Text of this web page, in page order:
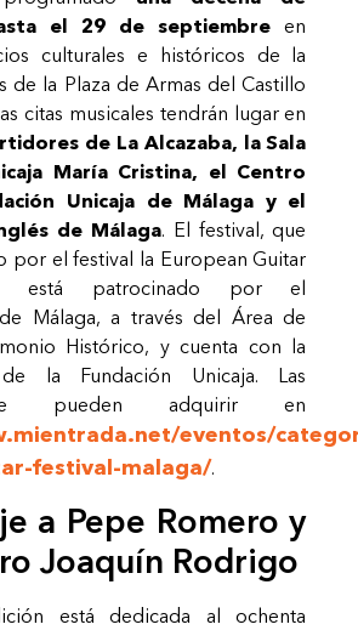
el 29 de septiembre en
culturales e históricos de la
de la Plaza de Armas del Castillo
citas musicales tendrán lugar en
de La Alcazaba, la Sala
María Cristina, el Centro
Unicaja de Málaga y el
de Málaga. El festival, que
por el festival la European Guitar
, está patrocinado por el
Málaga, a través del Área de
Histórico, y cuenta con la
de la Fundación Unicaja.
Las
pueden adquirir en
eventos/
festival-malaga/.
a Pepe Romero y
Joaquín Rodrigo
está dedicada al ochenta